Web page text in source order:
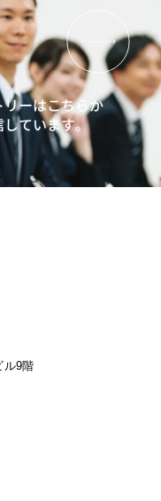
ーはこちらか
ています。
ル9階